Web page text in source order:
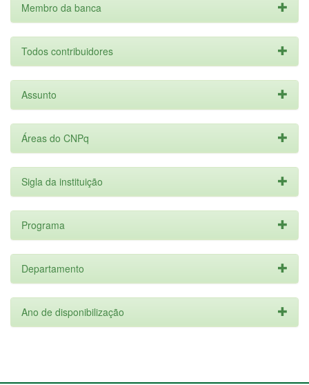
Membro da banca
Todos contribuidores
Assunto
Áreas do CNPq
Sigla da instituição
Programa
Departamento
Ano de disponibilização